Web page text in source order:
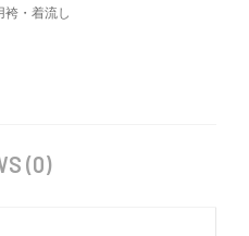
袴・着流し
(0)